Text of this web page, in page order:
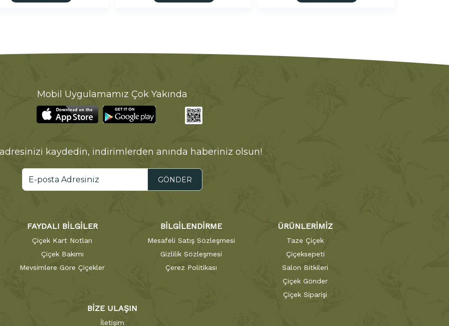
Mobil Uygulamamız Çok Yakında
kaydedin, indirimlerden anında haberiniz olsun!
GÖNDER
FAYDALI BİLGİLER
Çiçek Kart Notları
Çiçek Bakımı
Mevsimlere Göre Çiçekler
BİLGİLENDİRME
Mesafeli Satış Sözleşmesi
Gizlilik Sözleşmesi
Çerez Politikası
ÜRÜNLERİMİZ
Taze Çiçek
Çiçeksepeti
Salon Bitkileri
Çiçek Gönder
Çiçek Siparişi
BİZE ULAŞIN
İletişim